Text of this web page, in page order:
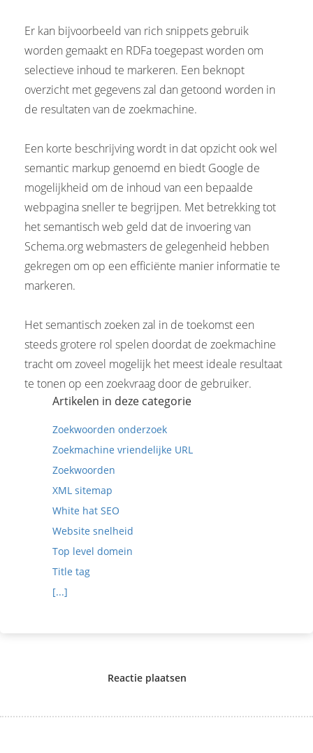
Er kan bijvoorbeeld van rich snippets gebruik
worden gemaakt en RDFa toegepast worden om
selectieve inhoud te markeren. Een beknopt
overzicht met gegevens zal dan getoond worden in
de resultaten van de zoekmachine.
Een korte beschrijving wordt in dat opzicht ook wel
semantic markup genoemd en biedt Google de
mogelijkheid om de inhoud van een bepaalde
webpagina sneller te begrijpen. Met betrekking tot
het semantisch web geld dat de invoering van
Schema.org webmasters de gelegenheid hebben
gekregen om op een efficiënte manier informatie te
markeren.
Het semantisch zoeken zal in de toekomst een
steeds grotere rol spelen doordat de zoekmachine
tracht om zoveel mogelijk het meest ideale resultaat
te tonen op een zoekvraag door de gebruiker.
Artikelen in deze categorie
Zoekwoorden onderzoek
Zoekmachine vriendelijke URL
Zoekwoorden
XML sitemap
White hat SEO
Website snelheid
Top level domein
Title tag
[...]
Reactie plaatsen